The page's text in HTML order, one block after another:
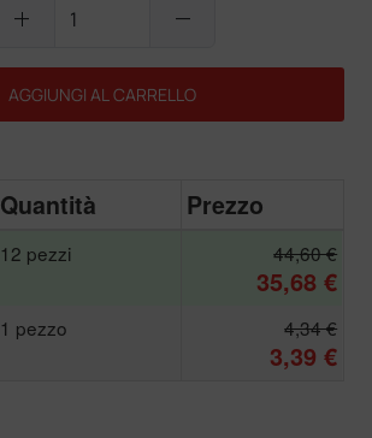
add remove
AGGIUNGI AL CARRELLO
Quantità Prezzo
12 pezzi 44,60 €
35,68 €
1 pezzo 4,34 €
3,39 €